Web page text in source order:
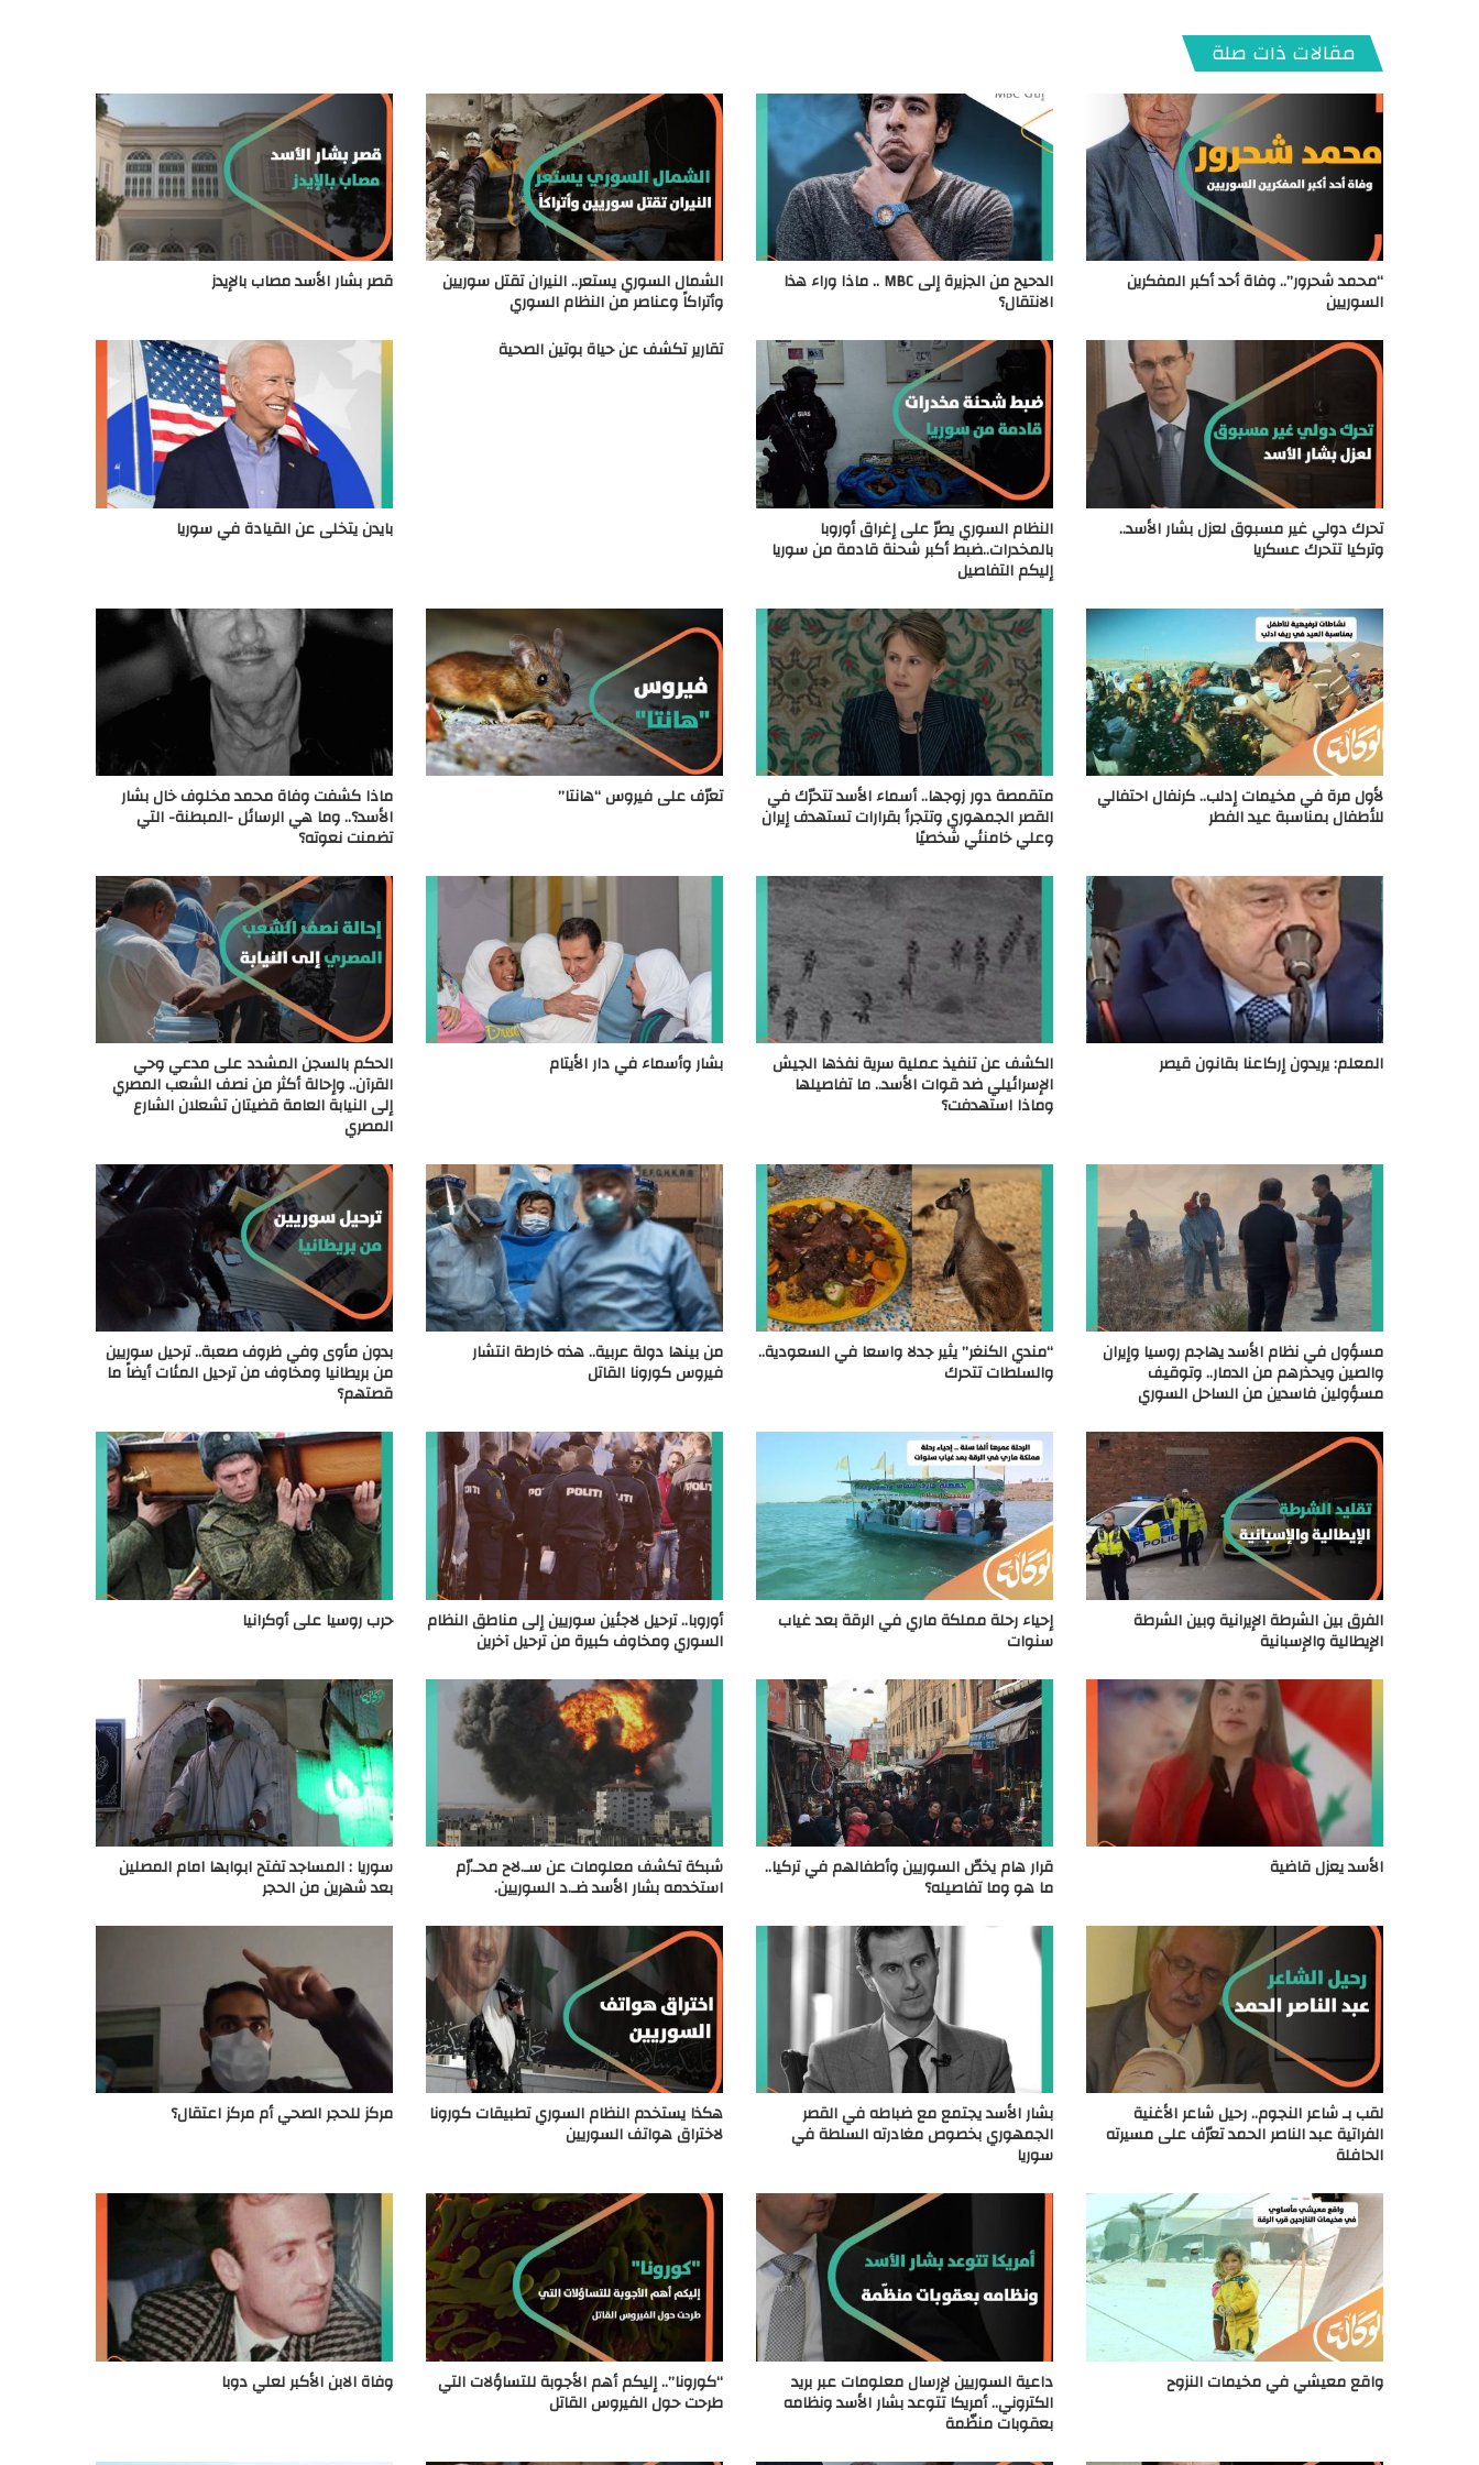
مقالات ذات صلة
“محمد شحرور”.. وفاة أحد أكبر المفكرين
السوريين
الدحيح من الجزيرة إلى MBC .. ماذا وراء هذا
الانتقال؟
الشمال السوري يستعر.. النيران تقتل سوريين
وأتراكاً وعناصر من النظام السوري
قصر بشار الأسد مصاب بالإيدز
تحرك دولي غير مسبوق لعزل بشار الأسد..
وتركيا تتحرك عسكريا
النظام السوري يصرّ على إغراق أوروبا
بالمخدرات..ضبط أكبر شحنة قادمة من سوريا
إليكم التفاصيل
تقارير تكشف عن حياة بوتين الصحية
بايدن يتخلى عن القيادة في سوريا
لأول مرة في مخيمات إدلب.. كرنفال احتفالي
للأطفال بمناسبة عيد الفطر
متقمصة دور زوجها.. أسماء الأسد تتحرّك في
القصر الجمهوري وتتجرأ بقرارات تستهدف إيران
وعلي خامنئي شخصيًا
تعرّف على فيروس “هانتا” ماذا كشفت وفاة محمد مخلوف خال بشار
الأسد؟.. وما هي الرسائل -المبطنة- التي
تضمنت نعوته؟
المعلم: يريدون إركاعنا بقانون قيصر الكشف عن تنفيذ عملية سرية نفذها الجيش
الإسرائيلي ضد قوات الأسد.. ما تفاصيلها
وماذا استهدفت؟
بشار وأسماء في دار الأيتام الحكم بالسجن المشدد على مدعي وحي
القرآن.. وإحالة أكثر من نصف الشعب المصري
إلى النيابة العامة قضيتان تشعلان الشارع
المصري
مسؤول في نظام الأسد يهاجم روسيا وإيران
والصين ويحذرهم من الدمار.. وتوقيف
مسؤولين فاسدين من الساحل السوري
“مندي الكنغر” يثير جدلا واسعا في السعودية..
والسلطات تتحرك
من بينها دولة عربية.. هذه خارطة انتشار
فيروس كورونا القاتل
بدون مأوى وفي ظروف صعبة.. ترحيل سوريين
من بريطانيا ومخاوف من ترحيل المئات أيضاً ما
قصتهم؟
الفرق بين الشرطة الإيرانية وبين الشرطة
الإيطالية والإسبانية
إحياء رحلة مملكة ماري في الرقة بعد غياب
سنوات
أوروبا.. ترحيل لاجئين سوريين إلى مناطق النظام
السوري ومخاوف كبيرة من ترحيل آخرين
حرب روسيا على أوكرانيا
الأسد يعزل قاضية قرار هام يخصّ السوريين وأطفالهم في تركيا..
ما هو وما تفاصيله؟
شبكة تكشف معلومات عن سـ.لاح محـ.رّم
استخدمه بشار الأسد ضـ.د السوريين.
سوريا : المساجد تفتح ابوابها امام المصلين
بعد شهرين من الحجر
لقب بـ شاعر النجوم.. رحيل شاعر الأغنية
الفراتية عبد الناصر الحمد تعرّف على مسيرته
الحافلة
بشار الأسد يجتمع مع ضباطه في القصر
الجمهوري بخصوص مغادرته السلطة في
سوريا
هكذا يستخدم النظام السوري تطبيقات كورونا
لاختراق هواتف السوريين
مركز للحجر الصحي أم مركز اعتقال؟
واقع معيشي في مخيمات النزوح داعية السوريين لإرسال معلومات عبر بريد
الكتروني.. أمريكا تتوعد بشار الأسد ونظامه
بعقوبات منظّمة
“كورونا”.. إليكم أهم الأجوبة للتساؤلات التي
طرحت حول الفيروس القاتل
وفاة الابن الأكبر لعلي دوبا